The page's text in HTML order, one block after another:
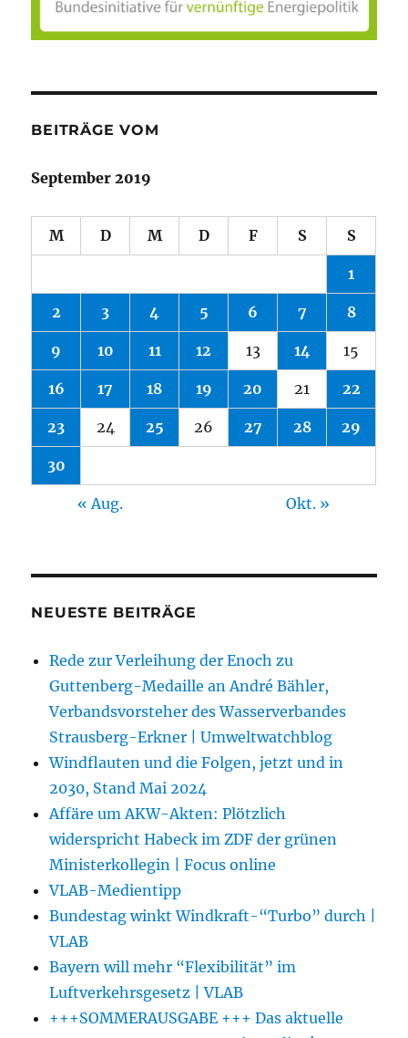
BEITRÄGE VOM
September 2019
M D M D F S S
1
2 3 4 5 6 7 8
9 10 11 12 13 14 15
16 17 18 19 20 21 22
23 24 25 26 27 28 29
30
« Aug. Okt. »
NEUESTE BEITRÄGE
Rede zur Verleihung der Enoch zu
Guttenberg-Medaille an André Bähler,
Verbandsvorsteher des Wasserverbandes
Strausberg-Erkner | Umweltwatchblog
Windflauten und die Folgen, jetzt und in
2030, Stand Mai 2024
Affäre um AKW-Akten: Plötzlich
widerspricht Habeck im ZDF der grünen
Ministerkollegin | Focus online
VLAB-Medientipp
Bundestag winkt Windkraft-“Turbo” durch |
VLAB
Bayern will mehr “Flexibilität” im
Luftverkehrsgesetz | VLAB
+++SOMMERAUSGABE +++ Das aktuelle